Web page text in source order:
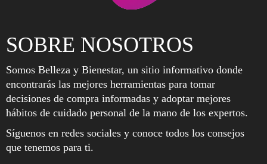
SOBRE NOSOTROS
Somos Belleza y Bienestar, un sitio informativo donde
encontrarás las mejores herramientas para tomar
decisiones de compra informadas y adoptar mejores
hábitos de cuidado personal de la mano de los expertos.
Síguenos en redes sociales y conoce todos los consejos
que tenemos para ti.